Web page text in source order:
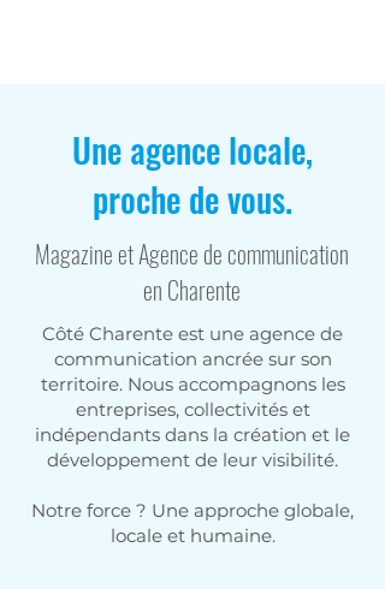
Une agence locale,
proche de vous.
Magazine et Agence de communication
en Charente
Côté Charente est une agence de
communication ancrée sur son
territoire. Nous accompagnons les
entreprises, collectivités et
indépendants dans la création et le
développement de leur visibilité.
Notre force ? Une approche globale,
locale et humaine.